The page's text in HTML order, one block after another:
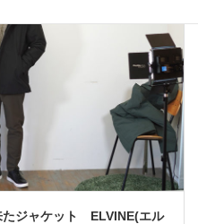
たジャケット ELVINE(エル